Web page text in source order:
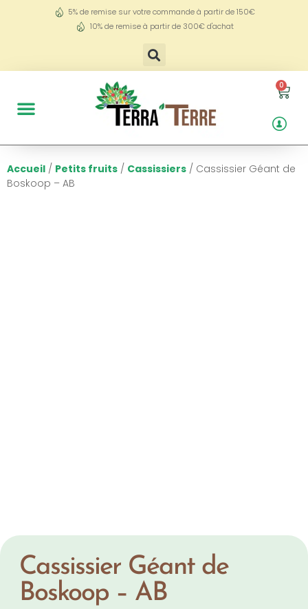
5% de remise sur votre commande à partir de 150€
10% de remise à partir de 300€ d'achat
0
Accueil / Petits fruits / Cassissiers / Cassissier Géant de
Boskoop – AB
Cassissier Géant de
Boskoop – AB